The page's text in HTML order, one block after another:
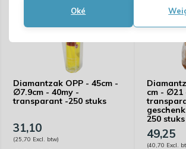
Oké
Diamantzak OPP - 45cm -
∅7.9cm - 40my -
transparant -250 stuks
31,10
(25,70 Excl. btw)
cm - ∅21
250 stuks
49,25
(40,70 Excl.